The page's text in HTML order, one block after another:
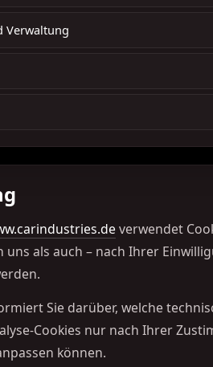
Verwaltung
verwendet
uns als auch – nach Ihrer
Sie darüber, welche
Cookies nur nach Ihrer
können.